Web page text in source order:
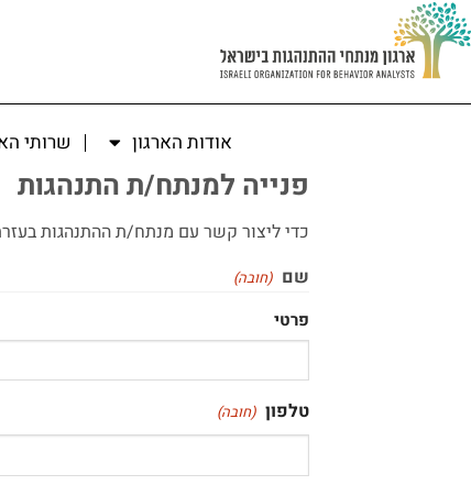
אודות הארגון שרותי
פנייה למנתח/ת התנהגות
כדי ליצור קשר עם מנתח/ת ההתנהגות
שם (חובה)
פרטי
טלפון (חובה)